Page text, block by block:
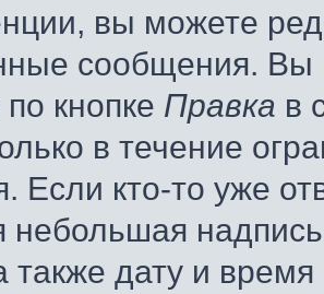
вы можете
сообщения. Вы
кнопке Правка в
в течение
Если кто-то уже
небольшая
также дату и